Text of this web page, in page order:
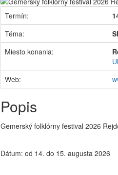
Termín:
Téma:
Miesto konania:
Web:
Popis
Gemerský folklórny festival 2026
Dátum: od 14. do 15. augusta 2026